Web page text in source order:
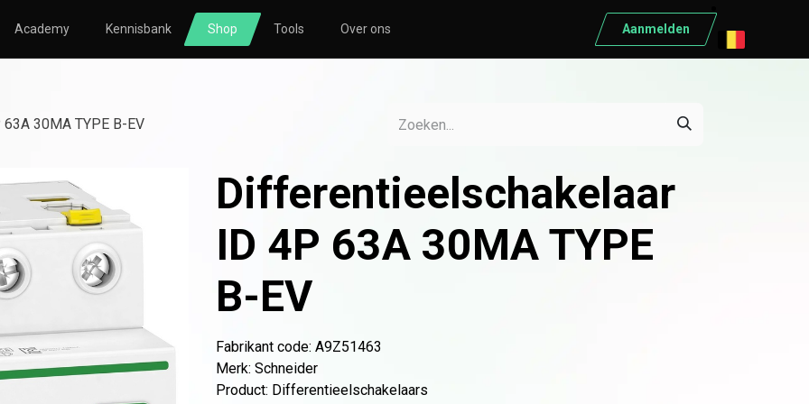
Academy Kennisbank Shop
Zonnepanelen
Bevestigingsmateriaal Differentieelschakelaars
Kabels
Kasten
Conduct
Avasco
Tools Over ons Aanmelden
30MA TYPE B-EV
Differentieelschakelaar
ID 4P 63A 30MA TYPE
B-EV
Fabrikant code: A9Z51463
Merk: Schneider
Product: Differentieelschakelaars